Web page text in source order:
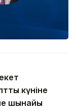
күніне
шынайы